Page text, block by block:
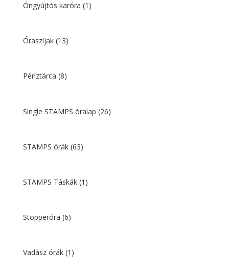
Öngyújtós karóra (1)
Óraszíjak (13)
Pénztárca (8)
Single STAMPS óralap (26)
STAMPS órák (63)
STAMPS Táskák (1)
Stopperóra (6)
Vadász órák (1)